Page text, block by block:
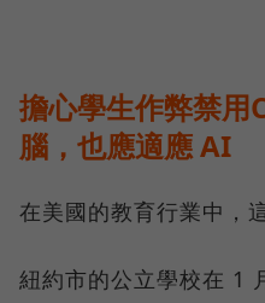
擔心學生作弊禁用
腦，也應適應 AI
在美國的教育行業中，
紐約市的公立學校在 1